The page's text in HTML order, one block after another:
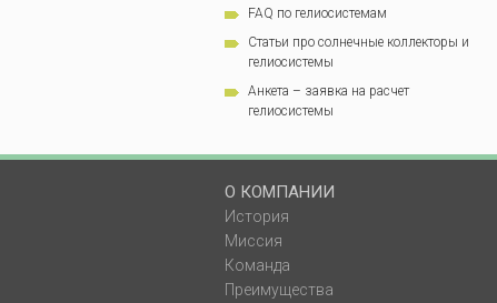
FAQ по гелиосистемам
Статьи про солнечные коллекторы и
гелиосистемы
Анкета – заявка на расчет
гелиосистемы
О КОМПАНИИ
История
Миссия
Команда
Преимущества